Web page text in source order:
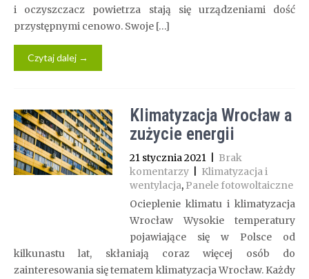
i oczyszczacz powietrza stają się urządzeniami dość
przystępnymi cenowo. Swoje […]
Czytaj dalej →
Klimatyzacja Wrocław a
zużycie energii
21 stycznia 2021| Brak
komentarzy| Klimatyzacja i
wentylacja, Panele fotowoltaiczne
Ocieplenie klimatu i klimatyzacja
Wrocław Wysokie temperatury
pojawiające się w Polsce od
kilkunastu lat, skłaniają coraz więcej osób do
zainteresowania się tematem klimatyzacja Wrocław. Każdy